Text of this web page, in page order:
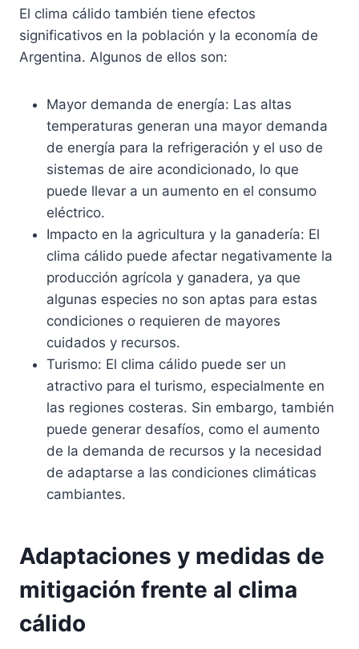
El clima cálido también tiene efectos
significativos en la población y la economía de
Argentina. Algunos de ellos son:
Mayor demanda de energía: Las altas
temperaturas generan una mayor demanda
de energía para la refrigeración y el uso de
sistemas de aire acondicionado, lo que
puede llevar a un aumento en el consumo
eléctrico.
Impacto en la agricultura y la ganadería: El
clima cálido puede afectar negativamente la
producción agrícola y ganadera, ya que
algunas especies no son aptas para estas
condiciones o requieren de mayores
cuidados y recursos.
Turismo: El clima cálido puede ser un
atractivo para el turismo, especialmente en
las regiones costeras. Sin embargo, también
puede generar desafíos, como el aumento
de la demanda de recursos y la necesidad
de adaptarse a las condiciones climáticas
cambiantes.
Adaptaciones y medidas de
mitigación frente al clima
cálido